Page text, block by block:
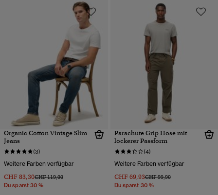
Organic Cotton Vintage Slim
Jeans
(3)
Weitere Farben verfügbar
CHF 83,30Preis wurde reduziert von
CHF 119,00bis
Du sparst 30 %
Parachute Grip Hose mit
lockerer Passform
(4)
Weitere Farben verfügbar
CHF 69,93Preis wurde reduziert von
CHF 99,90bis
Du sparst 30 %